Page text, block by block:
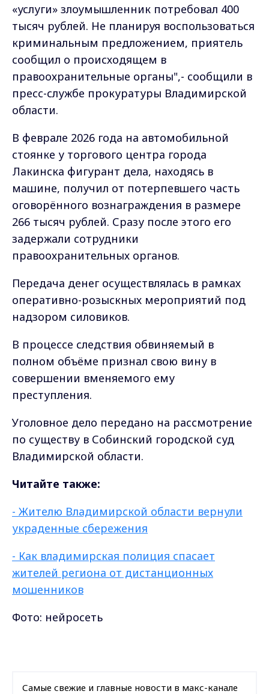
«услуги» злоумышленник потребовал 400
тысяч рублей. Не планируя воспользоваться
криминальным предложением, приятель
сообщил о происходящем в
правоохранительные органы",- сообщили в
пресс-службе прокуратуры Владимирской
области.
В феврале 2026 года на автомобильной
стоянке у торгового центра города
Лакинска фигурант дела, находясь в
машине, получил от потерпевшего часть
оговорённого вознаграждения в размере
266 тысяч рублей. Сразу после этого его
задержали сотрудники
правоохранительных органов.
Передача денег осуществлялась в рамках
оперативно-розыскных мероприятий под
надзором силовиков.
В процессе следствия обвиняемый в
полном объёме признал свою вину в
совершении вменяемого ему
преступления.
Уголовное дело передано на рассмотрение
по существу в Собинский городской суд
Владимирской области.
Читайте также:
- Жителю Владимирской области вернули
украденные сбережения
- Как владимирская полиция спасает
жителей региона от дистанционных
мошенников
Фото: нейросеть
Самые свежие и главные новости в макс-канале